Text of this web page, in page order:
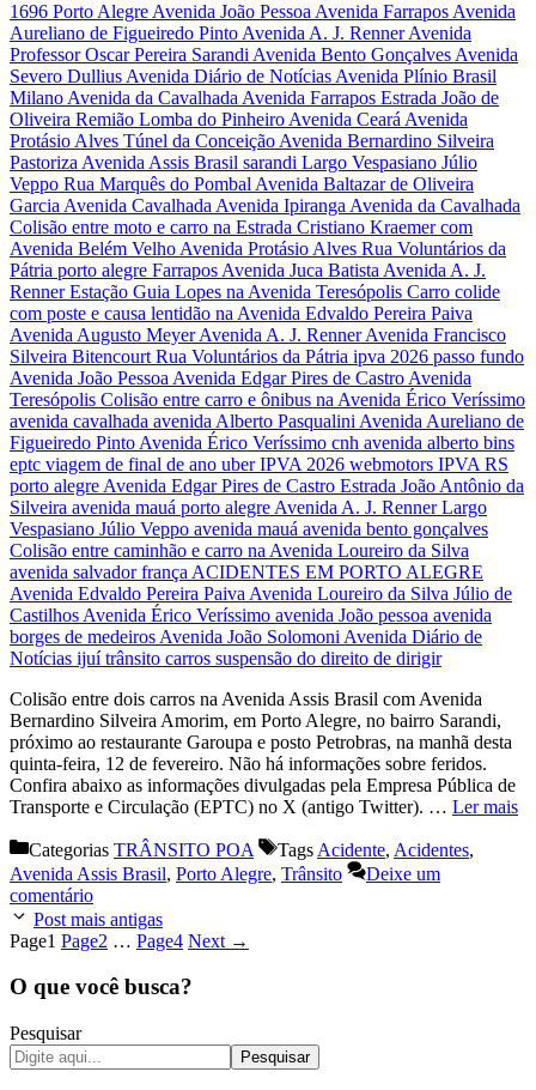
Colisão entre dois carros na Avenida Assis Brasil com Avenida
Bernardino Silveira Amorim, em Porto Alegre, no bairro Sarandi,
próximo ao restaurante Garoupa e posto Petrobras, na manhã desta
quinta-feira, 12 de fevereiro. Não há informações sobre feridos.
Confira abaixo as informações divulgadas pela Empresa Pública de
Transporte e Circulação (EPTC) no X (antigo Twitter). … Ler mais
Categorias TRÂNSITO POA Tags Acidente, Acidentes,
Avenida Assis Brasil, Porto Alegre, Trânsito
Deixe um
comentário
Post mais antigas
Page1 Page2 … Page4 Next →
O que você busca?
Pesquisar
Pesquisar